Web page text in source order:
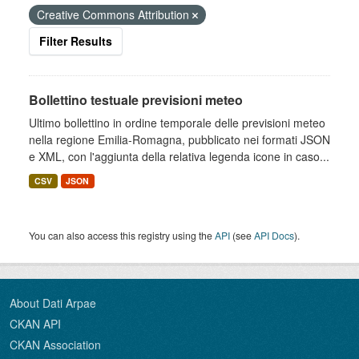
Creative Commons Attribution
Filter Results
Bollettino testuale previsioni meteo
Ultimo bollettino in ordine temporale delle previsioni meteo
nella regione Emilia-Romagna, pubblicato nei formati JSON
e XML, con l'aggiunta della relativa legenda icone in caso...
CSV JSON
You can also access this registry using theAPI (seeAPI Docs).
About Dati Arpae
CKAN API
CKAN Association